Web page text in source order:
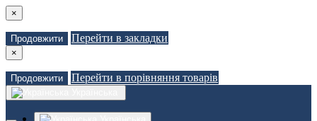
×
Продовжити Перейти в закладки
×
Продовжити Перейти в порівняння товарів